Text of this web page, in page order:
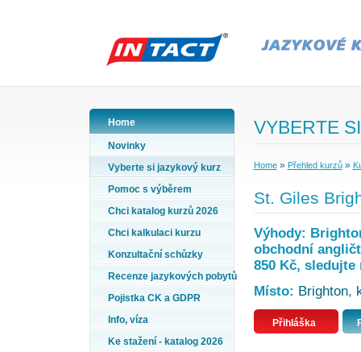
Home
Novinky
Vyberte si jazykový kurz
Pomoc s výběrem
Chci katalog kurzů 2026
Chci kalkulaci kurzu
Konzultační schůzky
Recenze jazykových pobytů
Pojistka CK a GDPR
Info, víza
Ke stažení - katalog 2026
VYBERTE
Home» Přehled kurzů»
St. Giles
Výhody:
obchodní
850 Kč, sledujte
Místo: Brighton,
Přihláška